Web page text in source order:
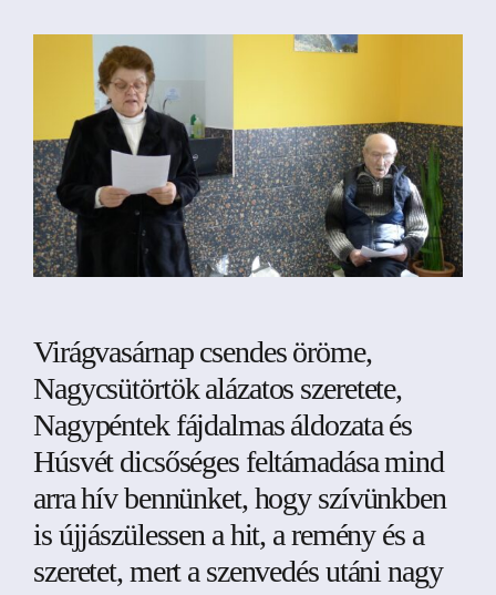
Virágvasárnap csendes öröme,
Nagycsütörtök alázatos szeretete,
Nagypéntek fájdalmas áldozata és
Húsvét dicsőséges feltámadása mind
arra hív bennünket, hogy szívünkben
is újjászülessen a hit, a remény és a
szeretet, mert a szenvedés utáni nagy